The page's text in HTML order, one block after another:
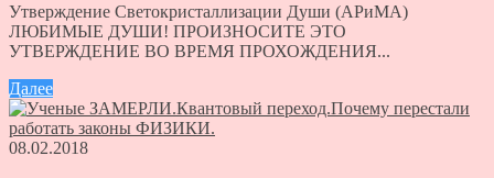
Утверждение Светокристаллизации Души (АРиМА)
ЛЮБИМЫЕ ДУШИ! ПРОИЗНОСИТЕ ЭТО
УТВЕРЖДЕНИЕ ВО ВРЕМЯ ПРОХОЖДЕНИЯ...
Далее
08.02.2018